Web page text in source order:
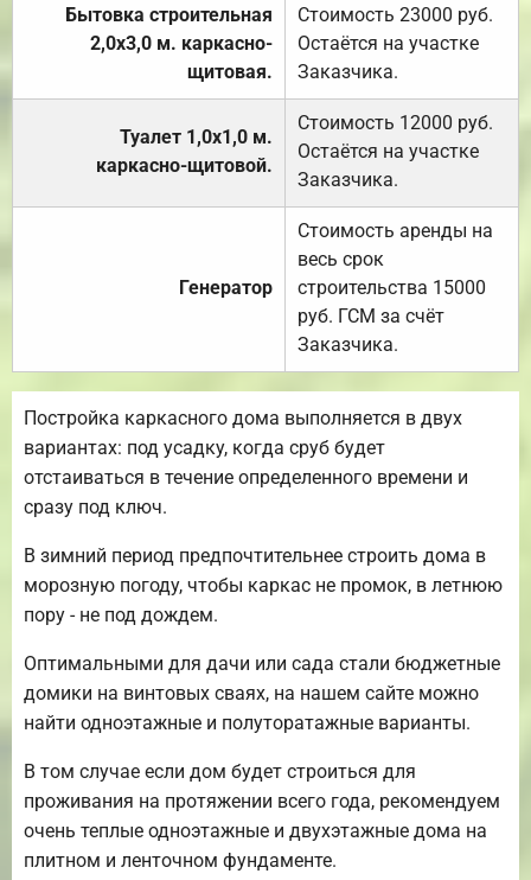
Бытовка строительная
2,0х3,0 м. каркасно-
щитовая.
Стоимость 23000 руб.
Остаётся на участке
Заказчика.
Туалет 1,0х1,0 м.
каркасно-щитовой.
Стоимость 12000 руб.
Остаётся на участке
Заказчика.
Генератор
Стоимость аренды на
весь срок
строительства 15000
руб. ГСМ за счёт
Заказчика.
Постройка каркасного дома выполняется в двух
вариантах: под усадку, когда сруб будет
отстаиваться в течение определенного времени и
сразу под ключ.
В зимний период предпочтительнее строить дома в
морозную погоду, чтобы каркас не промок, в летнюю
пору - не под дождем.
Оптимальными для дачи или сада стали бюджетные
домики на винтовых сваях, на нашем сайте можно
найти одноэтажные и полуторатажные варианты.
В том случае если дом будет строиться для
проживания на протяжении всего года, рекомендуем
очень теплые одноэтажные и двухэтажные дома на
плитном и ленточном фундаменте.